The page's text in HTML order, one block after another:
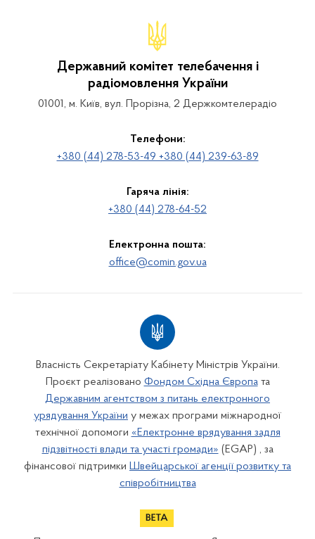
Державний комітет телебачення і
радіомовлення України
01001, м. Київ, вул. Прорізна, 2 Держкомтелерадіо
Телефони:
+380 (44) 278-53-49 +380 (44) 239-63-89
Гаряча лінія:
+380 (44) 278-64-52
Електронна пошта:
office@comin.gov.ua
Власність Секретаріату Кабінету Міністрів України.
Проєкт реалізовано Фондом Східна Європата
Державним агентством з питань електронного
урядування України у межах програми міжнародної
технічної допомоги «Електронне врядування задля
підзвітності влади та участі громади» (EGAP) , за
фінансової підтримки Швейцарської агенції розвитку та
співробітництва